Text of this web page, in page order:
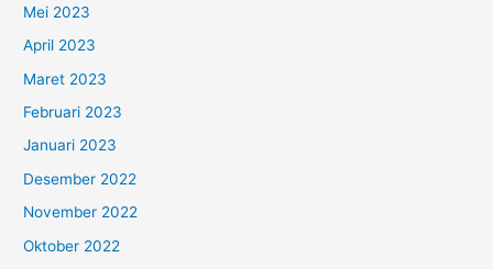
Mei 2023
April 2023
Maret 2023
Februari 2023
Januari 2023
Desember 2022
November 2022
Oktober 2022